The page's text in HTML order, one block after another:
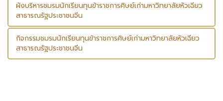
ผังบริหารชมรมนักเรียนทุนข้าราชการศิษย์เก่ามหาวิทยาลัยหัวเฉียว
สาธารณรัฐประชาชนจีน
กิจกรรมชมรมนักเรียนทุนข้าราชการศิษย์เก่ามหาวิทยาลัยหัวเฉียว
สาธารณรัฐประชาชนจีน